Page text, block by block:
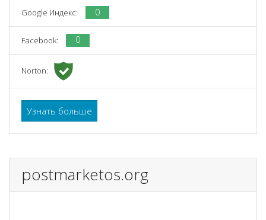
Google Индекс: 0
Facebook: 0
Norton:
Узнать больше
postmarketos.org